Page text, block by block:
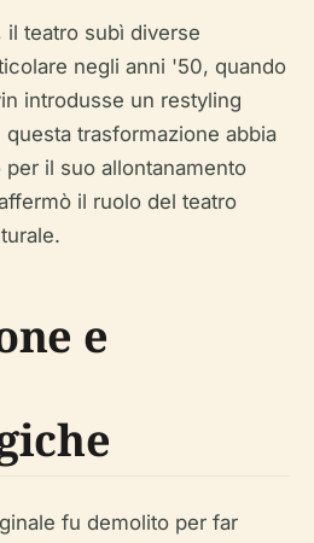
il teatro subì diverse
negli anni '50, quando
introdusse un restyling
trasformazione abbia
il suo allontanamento
il ruolo del teatro
e
fu demolito per far